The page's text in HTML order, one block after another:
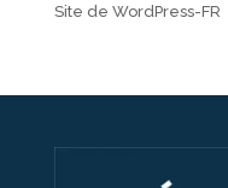
Site de WordPress-FR